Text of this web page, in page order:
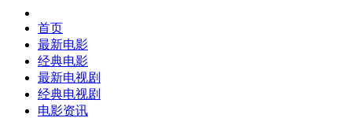
首页
最新电影
经典电影
最新电视剧
经典电视剧
电影资讯